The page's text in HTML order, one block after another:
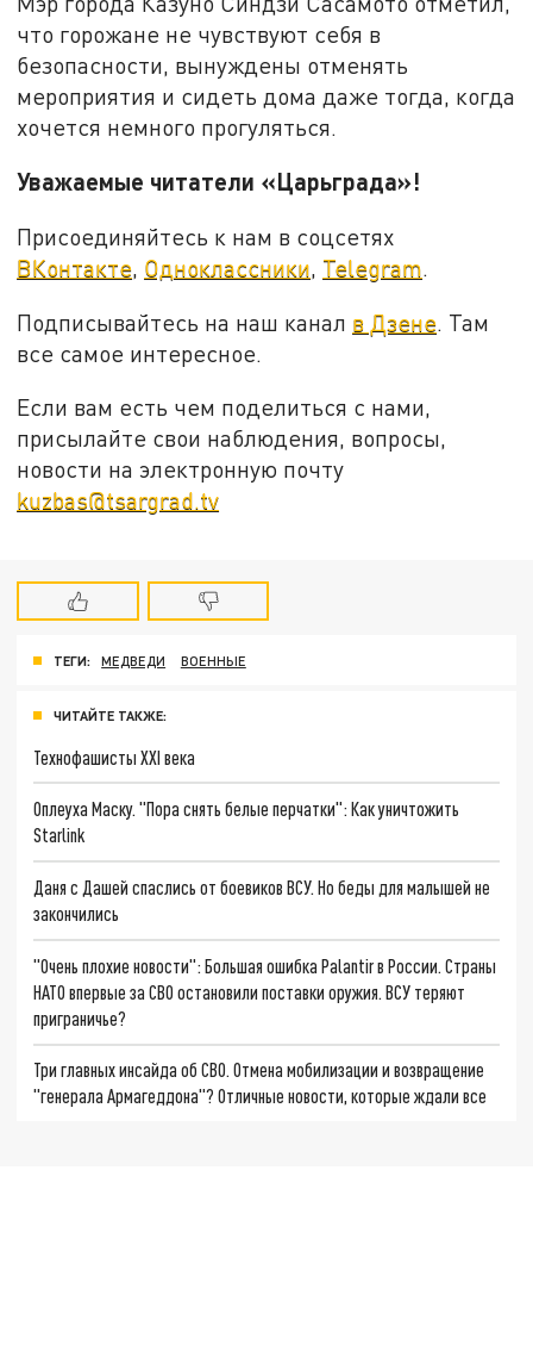
что горожане не чувствуют себя в
безопасности, вынуждены отменять
мероприятия и сидеть дома даже тогда, когда
хочется немного прогуляться.
Уважаемые читатели «Царьграда»!
Присоединяйтесь к нам в соцсетях
ВКонтакте, Одноклассники, Telegram.
Подписывайтесь на наш канал в Дзене . Там
все самое интересное.
Если вам есть чем поделиться с нами,
присылайте свои наблюдения, вопросы,
новости на электронную почту
kuzbas@tsargrad.tv
ТЕГИ: МЕДВЕДИ ВОЕННЫЕ
ЧИТАЙТЕ ТАКЖЕ:
Технофашисты XXI века
Оплеуха Маску. "Пора снять белые перчатки": Как уничтожить
Starlink
Даня с Дашей спаслись от боевиков ВСУ. Но беды для малышей не
закончились
"Очень плохие новости": Большая ошибка Palantir в России. Страны
НАТО впервые за СВО остановили поставки оружия. ВСУ теряют
приграничье?
Три главных инсайда об СВО. Отмена мобилизации и возвращение
"генерала Армагеддона"? Отличные новости, которые ждали все